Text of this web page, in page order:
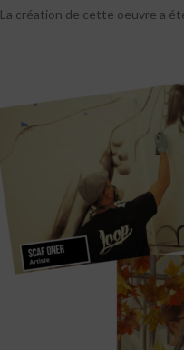
La création de cette oeuvre a